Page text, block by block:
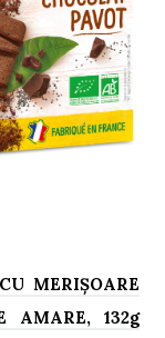
MERIŞOARE
AMARE, 132g